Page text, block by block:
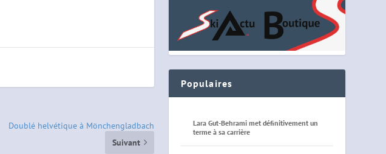
Doublé helvétique à Mönchengladbach
Suivant
Populaires
Lara Gut-Behrami met définitivement un
terme à sa carrière